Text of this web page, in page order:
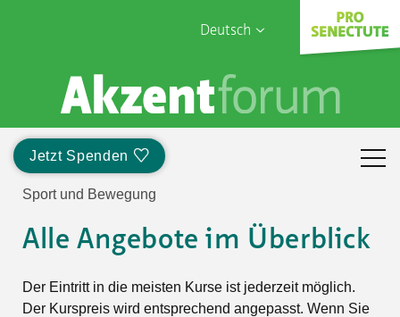
Deutsch
English
Français
Jetzt Spenden
Sophia Care
Sport und Bewegung
Alle Angebote im Überblick
Der Eintritt in die meisten Kurse ist jederzeit möglich.
Der Kurspreis wird entsprechend angepasst. Wenn Sie